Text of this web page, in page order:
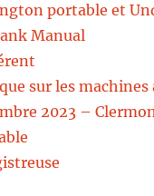
portable et
Manual
sur les machines
2023 –